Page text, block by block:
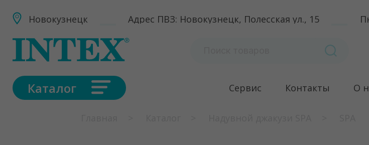
Новокузнецк Адрес ПВЗ: Новокузнецк, Полесская ул., 15
Каталог Сервис Контакты О